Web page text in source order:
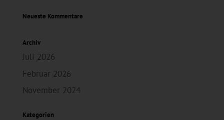
Neueste Kommentare
Archiv
Juli 2026
Februar 2026
November 2024
Kategorien